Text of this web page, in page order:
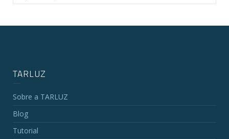
TARLUZ
Sobre a TARLUZ
Blog
Tutorial